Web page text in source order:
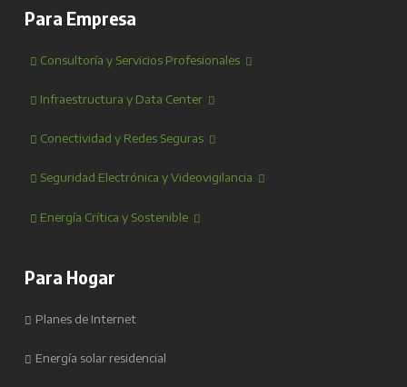
Para Empresa
Consultoría y Servicios Profesionales
Infraestructura y Data Center
Conectividad y Redes Seguras
Seguridad Electrónica y Videovigilancia
Energía Crítica y Sostenible
Para Hogar
Planes de Internet
Energía solar residencial